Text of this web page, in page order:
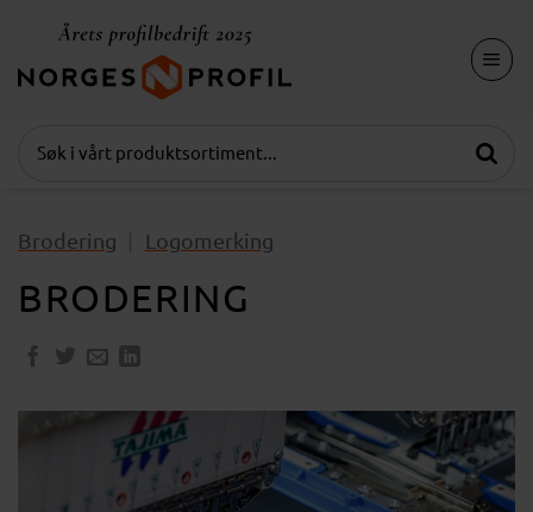
content
Brodering Logomerking
BRODERING